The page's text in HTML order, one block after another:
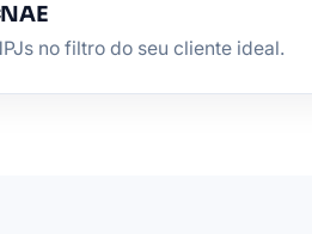
no filtro do seu cliente ideal.